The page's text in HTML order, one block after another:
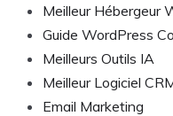
Meilleur Hébergeur
Guide WordPress
Meilleurs Outils IA
Meilleur Logiciel
Email Marketing